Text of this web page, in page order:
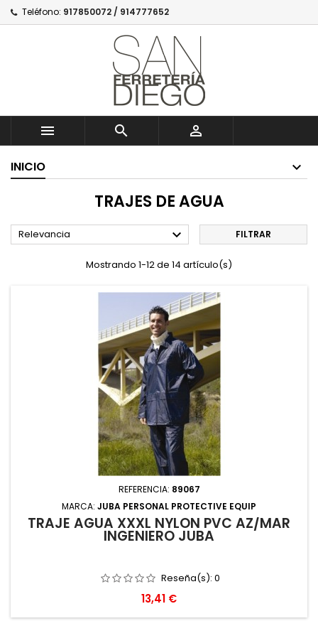
Teléfono: 917850072 / 914777652
  
INICIO
TRAJES DE AGUA
Relevancia  FILTRAR
Mostrando 1-12 de 14 artículo(s)
REFERENCIA: 89067
MARCA: JUBA PERSONAL PROTECTIVE EQUIP
TRAJE AGUA XXXL NYLON PVC AZ/MAR
INGENIERO JUBA
Reseña(s): 0
Precio
13,41 €